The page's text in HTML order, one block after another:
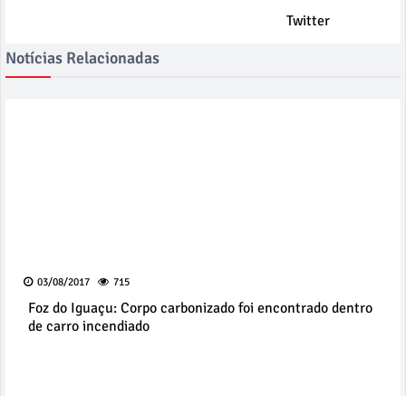
Twitter
Notícias Relacionadas
03/08/2017 715
Foz do Iguaçu: Corpo carbonizado foi encontrado dentro
de carro incendiado